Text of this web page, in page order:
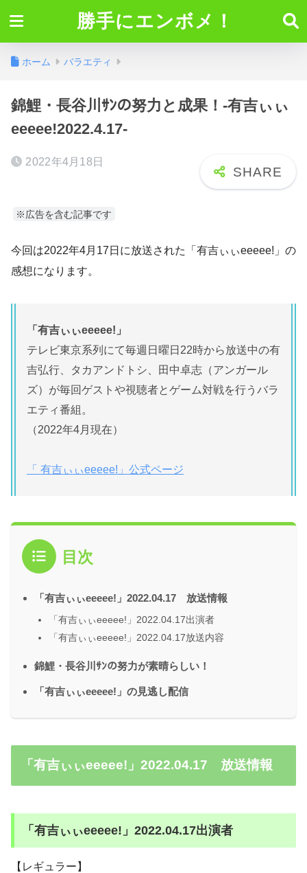
勝手にエンボメ！
ホーム バラエティ
錦鯉・長谷川ｻﾝの努力と成果！-有吉ぃぃ
eeeee!2022.4.17-
2022年4月18日
※広告を含む記事です
今回は2022年4月17日に放送された「有吉ぃぃeeeee!」の
感想になります。
「有吉ぃぃeeeee!」
テレビ東京系列にて毎週日曜日22時から放送中の有
吉弘行、タカアンドトシ、田中卓志（アンガール
ズ）が毎回ゲストや視聴者とゲーム対戦を行うバラ
エティ番組。
（2022年4月現在）
「 有吉ぃぃeeeee!」公式ページ
目次
「有吉ぃぃeeeee!」2022.04.17 放送情報
「有吉ぃぃeeeee!」2022.04.17出演者
「有吉ぃぃeeeee!」2022.04.17放送内容
錦鯉・長谷川ｻﾝの努力が素晴らしい！
「有吉ぃぃeeeee!」の見逃し配信
「有吉ぃぃeeeee!」2022.04.17 放送情報
「有吉ぃぃeeeee!」2022.04.17出演者
【レギュラー】